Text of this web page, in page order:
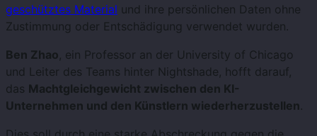
geschütztes Material und ihre persönlichen Daten ohne
Zustimmung oder Entschädigung verwendet wurden.
Ben Zhao, ein Professor an der University of Chicago
und Leiter des Teams hinter Nightshade, hofft darauf,
das Machtgleichgewicht zwischen den KI-
Unternehmen und den Künstlern wiederherzustellen.